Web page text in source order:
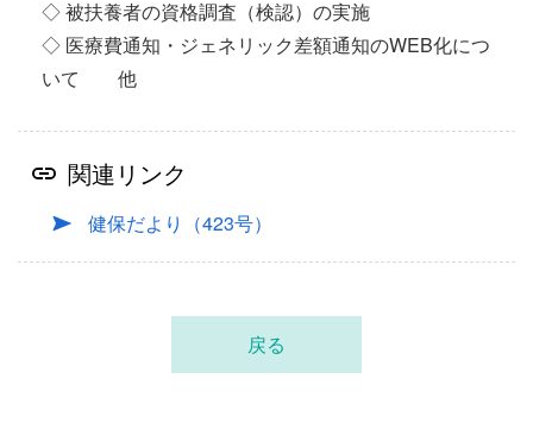
◇ 被扶養者の資格調査（検認）の実施
◇ 医療費通知・ジェネリック差額通知のWEB化につ
いて 他
関連リンク
健保だより（423号）
戻る